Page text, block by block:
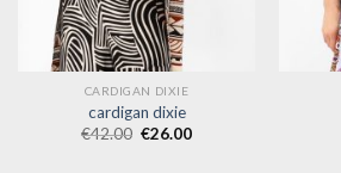
CARDIGAN DIXIE
cardigan dixie
€42.00 €26.00